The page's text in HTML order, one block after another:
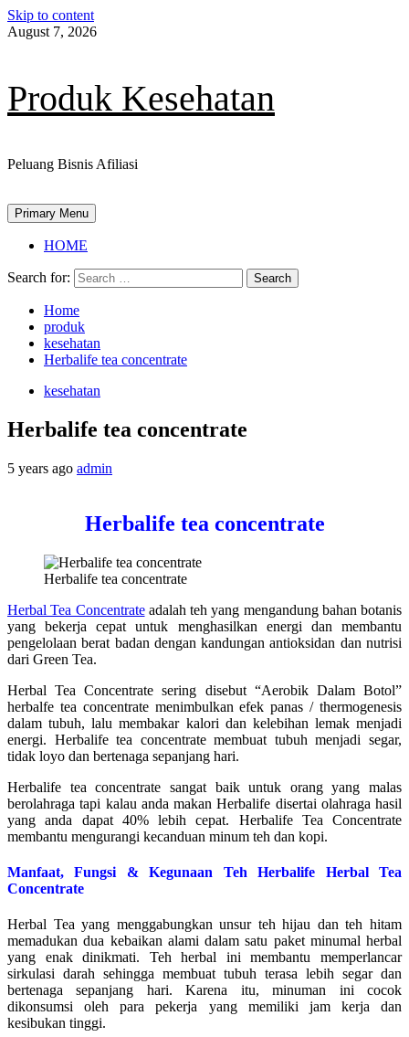
Skip to content
August 7, 2026
Produk Kesehatan
Peluang Bisnis Afiliasi
Primary Menu
HOME
Search for:
Home
produk
kesehatan
Herbalife tea concentrate
kesehatan
Herbalife tea concentrate
5 years ago admin
Herbalife tea concentrate
Herbalife tea concentrate
Herbal Tea Concentrateadalah teh yang mengandung bahan botanis
yang bekerja cepat untuk menghasilkan energi dan membantu
pengelolaan berat badan dengan kandungan antioksidan dan nutrisi
dari Green Tea.
Herbal Tea Concentrate sering disebut “Aerobik Dalam Botol”
herbalfe tea concentrate menimbulkan efek panas / thermogenesis
dalam tubuh, lalu membakar kalori dan kelebihan lemak menjadi
energi. Herbalife tea concentrate membuat tubuh menjadi segar,
tidak loyo dan bertenaga sepanjang hari.
Herbalife tea concentrate sangat baik untuk orang yang malas
berolahraga tapi kalau anda makan Herbalife disertai olahraga hasil
yang anda dapat 40% lebih cepat. Herbalife Tea Concentrate
membantu mengurangi kecanduan minum teh dan kopi.
Manfaat, Fungsi & Kegunaan Teh Herbalife Herbal Tea
Concentrate
Herbal Tea yang menggabungkan unsur teh hijau dan teh hitam
memadukan dua kebaikan alami dalam satu paket minumal herbal
yang enak dinikmati. Teh herbal ini membantu memperlancar
sirkulasi darah sehingga membuat tubuh terasa lebih segar dan
bertenaga sepanjang hari. Karena itu, minuman ini cocok
dikonsumsi oleh para pekerja yang memiliki jam kerja dan
kesibukan tinggi.